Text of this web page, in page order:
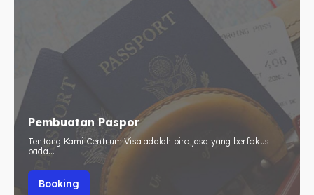
Paspor
Kitas
Imta
Legalisir
Paspor
Kitas
Imta
Legalisir
Pembuatan Paspor
Tentang Kami Centrum Visa adalah biro jasa yang berfokus
pada...
Booking